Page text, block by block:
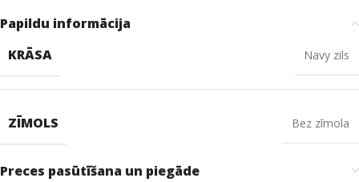
Papildu informācija
KRĀSA
Navy zils
ZĪMOLS Bez zīmola
Preces pasūtīšana un piegāde